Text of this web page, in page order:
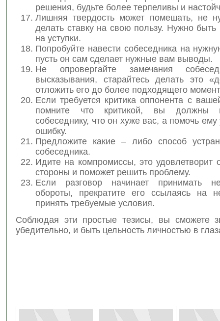
решения, будьте более терпеливы и
Лишняя твердость может помешать, не
делать ставку на свою пользу. Нужно быть
на уступки.
Попробуйте навести собеседника на
пусть он сам сделает нужные вам выводы.
Не опровергайте замечания
высказывания, старайтесь делать это
отложить его до более подходящего
Если требуется критика оппонента с
помните что критикой, вы должны
собеседнику, что он хуже вас, а помочь
ошибку.
Предложите какие – либо способ
собеседника.
Идите на компромиссы, это удовлетворит
стороны и поможет решить проблему.
Если разговор начинает принимать
обороты, прекратите его ссылаясь на
принять требуемые условия.
Соблюдая эти простые тезисы, вы сможете
убедительно, и быть цельность личностью в